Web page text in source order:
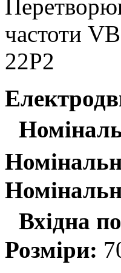
Вхідна
Розміри: